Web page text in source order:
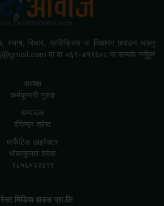
रचना, बिचार, प्रतिक्रिया वा विज्ञापन छपाउन चाहनु
मा वा ०६१–४१९६०८ मा सम्पर्क गर्नुहुन
अध्यक्ष
कर्मकुमारी गुरुङ
सम्पादक
दीपेन्द्र श्रेष्ठ
मार्केटिङ डाइरेक्टर
भोलाकुमार श्रेष्ठ
९८५६०२२३१९
मिडिया हाउस प्रा.लि